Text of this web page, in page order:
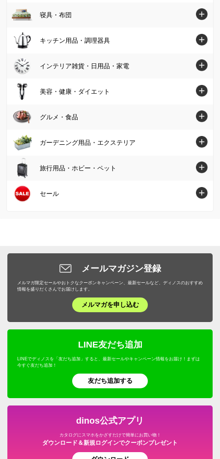
ワンピース
パンツ
カーディガン・ボレロ
パーカー・スウェット/トレーナー
Tシャツ・カットソー
コート
ジャケット
フォーマル・スーツ・着物
大きいサイズ
ブーツ
スニーカー・コンフォートシューズ
ジュエリー・アクセサリー
財布・ケース・ポーチ
レディース腕時計
帽子・サングラス・手袋・ベルト
ストール・スカーフ・マフラー
傘・レイングッズ
ファッション小物 その他
テーブル
デスク・机
テレビ台・テレビボード
リビング収納
本棚・ラック・シェルフ
キッチン収納・食器棚
下駄箱/玄関収納
子供部屋/キッズ収納・家具
ホームオフィス家具
仏壇・仏具
サステナブル
カーテン・ラグ・ソファカバートップへ
カーテン
ソファーカバー・マルチカバー
クッション・カバー類
寝具・布団
寝具・布団トップへ
マットレス
肌掛け布団・ダウンケット
敷布団
毛布・タオルケット
布団セット
敷きパッド・ベッドパッド
枕・抱き枕
サステナブル
キッチン用品・調理器具
キッチン用品・調理器具トップへ
鍋・フライパン
保存容器・キャニスター・オイルポット
米びつ・ライスストッカー
キッチン用品収納
エプロン・割烹着
ケトル・やかん
包丁・キッチンツール
テーブルクロス・ランチョンマット
キッチンゴミ箱・分別ゴミ箱
キッチン家電・調理家電
キッチンマット
インテリア雑貨・日用品・家電
インテリア雑貨・日用品・家電トップへ
インテリア雑貨
絵画・アート・ウォールデコレーション
インテリアグリーン・造花
掃除/お手入れ用品
トイレ用品・トイレマット
タオル・スリッパ
生活雑貨・便利グッズ
年中行事用品・季節商品
季節家電・生活家電
美容・健康・ダイエット
美容・健康・ダイエットトップへ
スキンケア・基礎化粧品
フェイスケア・美顔器
健康食品・サプリメント
ダイエット・エクササイズ
機能性シューズ・サンダル
オーラルケア・デンタルケア
機能性ウェア・雑貨
グルメ・食品
グルメ・食品トップへ
グルメまとめ割
お惣菜
肉・卵・乳製品
野菜・果物
プロユース
保存食・非常食
ガーデニング用品・エクステリア
ガーデニング用品・エクステリアトップへ
屋外収納庫・物置
敷石・防草シート・芝
プランター・植木鉢・鉢カバー
フラワースタンド・プランタースタンド・花台
エアコン室外機カバー
屋外ゴミ箱/保管庫
温室・ビニール温室
ガーデンアーチ・パーゴラ
ウッドデッキ・ジョイントタイルパネル
ガーデン/ソーラーライト・庭用照明
旅行用品・ホビー・ペット
旅行用品・ホビー・ペットトップへ
旅行用便利グッズ
キッズ・ベビー
キャラクターグッズ
ホビー雑貨
セール
カーテン・ラグ・ソファカバー
インテリア雑貨・日用品・家電
美容・健康・ダイエット
ガーデニング用品・エクステリア
旅行用品・ホビー・ペット
メールマガジン登録
メルマガ限定セールやおトクなクーポンキャンペーン、最新セールなど、ディノスのおすすめ
情報を盛りだくさんでお届けします。
メルマガを申し込む
LINE友だち追加
LINEでディノスを「友だち追加」すると、最新セールやキャンペーン情報をお届け！まずは
今すぐ友だち追加！
友だち追加する
dinos公式アプリ
カタログにスマホをかざすだけで簡単にお買い物！
ダウンロード＆新規ログインでクーポンプレゼント